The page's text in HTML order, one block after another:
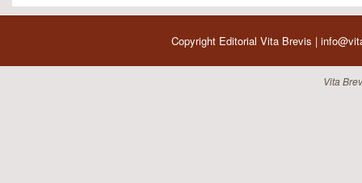
Copyright Editorial Vita Brevis |
Vita